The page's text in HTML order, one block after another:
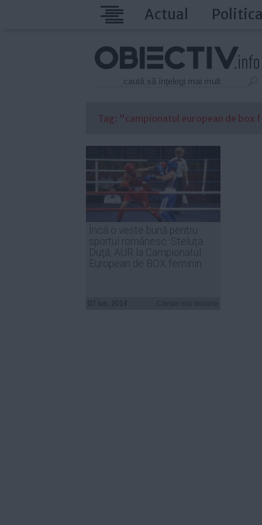
Actual
Tag: "campionatul european de box
Încă o veste bună pentru
sportul românesc. Steluţa
Duţă, AUR la Campionatul
European de BOX feminin
07 iun, 2014